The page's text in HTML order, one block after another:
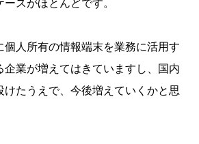
スがほとんどです。
個人所有の情報端末を業務に活用す
企業が増えてはきていますし、国内
けたうえで、今後増えていくかと思